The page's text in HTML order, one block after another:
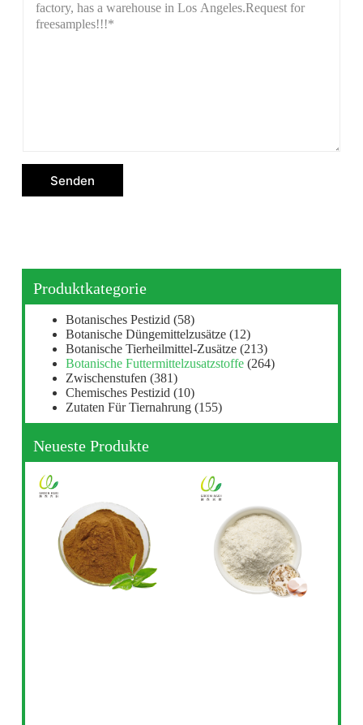
Senden
Produktkategorie
Botanisches Pestizid (58)
Botanische Düngemittelzusätze (12)
Botanische Tierheilmittel-Zusätze (213)
Botanische Futtermittelzusatzstoffe (264)
Zwischenstufen (381)
Chemisches Pestizid (10)
Zutaten Für Tiernahrung (155)
Neueste Produkte